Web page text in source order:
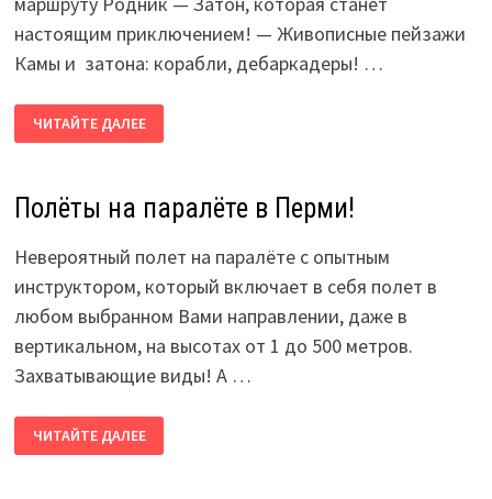
настоящим приключением! — Живописные пейзажи
Камы и затона: корабли, дебаркадеры! …
—
СПЛАВ
SAP
BOARD
ЧИТАЙТЕ ДАЛЕЕ
Полёты на паралёте в Перми!
Невероятный полет на паралёте с опытным
инструктором, который включает в себя полет в
любом выбранном Вами направлении, даже в
вертикальном, на высотах от 1 до 500 метров.
Захватывающие виды! А …
ПОЛЁТЫ
НА
ПАРАЛЁТЕ
ЧИТАЙТЕ ДАЛЕЕ